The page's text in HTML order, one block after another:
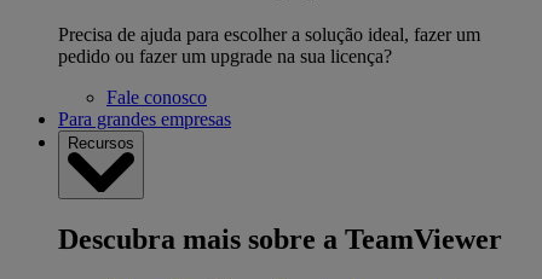
Precisa de ajuda para escolher a solução ideal, fazer um
pedido ou fazer um upgrade na sua licença?
Fale conosco
Para grandes empresas
Recursos
Descubra mais sobre a TeamViewer